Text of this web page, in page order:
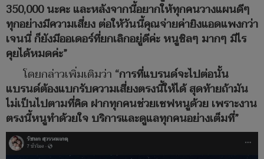
350,000 นะคะ และหลังจากนี้อยากให้ทุกคนวางแผนดีๆ
ทุกอย่างมีความเสี่ยง ต่อให้วันนี้คุณจ่ายค่ายิงแอดแพงกว่า
เจนนี่ ก็ยังมีออเดอร์ที่ยกเลิกอยู่ดีค่ะ หนูชิลๆ มากๆ มีไร
คุยได้หมดค่ะ”
โดยกล่าวเพิ่มเติมว่า “การที่แบรนด์จะไปต่อนั้น
แบรนด์ต้องแบกรับความเสี่ยงตรงนี้ให้ได้ สุดท้ายถ้ามัน
ไม่เป็นไปตามที่คิด ฝากทุกคนช่วยเซฟหนูด้วย เพราะงาน
ตรงนี้หนูทำด้วยใจ บริการและดูแลทุกคนอย่างเต็มที่”